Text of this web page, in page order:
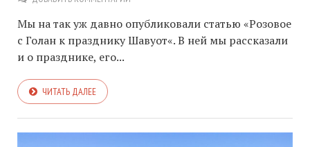
Мы на так уж давно опубликовали статью «Розовое
с Голан к празднику Шавуот«. В ней мы рассказали
и о празднике, его...
ЧИТАТЬ ДАЛЕЕ